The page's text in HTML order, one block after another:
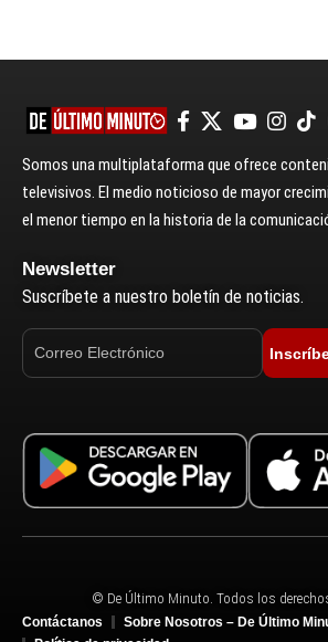
Somos una multiplataforma que ofrece
televisivos. El medio noticioso de mayor
el menor tiempo en la historia de la
Newsletter
Suscríbete a nuestro boletín de noticias.
© De Último Minuto. Todos los
Contáctanos
Sobre Nosotros – De Último